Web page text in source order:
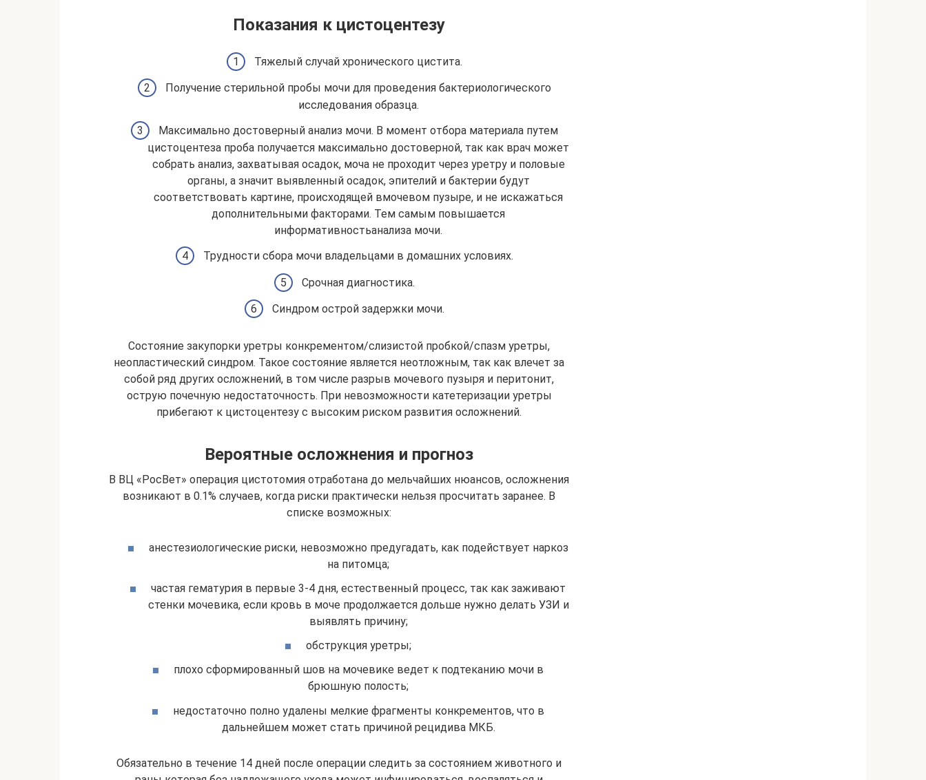
Показания к цистоцентезу
Тяжелый случай хронического цистита.
Получение стерильной пробы мочи для проведения бактериологического
исследования образца.
Максимально достоверный анализ мочи. В момент отбора материала путем
цистоцентеза проба получается максимально достоверной, так как врач может
собрать анализ, захватывая осадок, моча не проходит через уретру и половые
органы, а значит выявленный осадок, эпителий и бактерии будут
соответствовать картине, происходящей вмочевом пузыре, и не искажаться
дополнительными факторами. Тем самым повышается
информативностьанализа мочи.
Трудности сбора мочи владельцами в домашних условиях.
Срочная диагностика.
Синдром острой задержки мочи.
Состояние закупорки уретры конкрементом/слизистой пробкой/спазм уретры,
неопластический синдром. Такое состояние является неотложным, так как влечет за
собой ряд других осложнений, в том числе разрыв мочевого пузыря и перитонит,
острую почечную недостаточность. При невозможности катетеризации уретры
прибегают к цистоцентезу с высоким риском развития осложнений.
Вероятные осложнения и прогноз
В ВЦ «РосВет» операция цистотомия отработана до мельчайших нюансов, осложнения
возникают в 0.1% случаев, когда риски практически нельзя просчитать заранее. В
списке возможных:
анестезиологические риски, невозможно предугадать, как подействует наркоз
на питомца;
частая гематурия в первые 3-4 дня, естественный процесс, так как заживают
стенки мочевика, если кровь в моче продолжается дольше нужно делать УЗИ и
выявлять причину;
обструкция уретры;
плохо сформированный шов на мочевике ведет к подтеканию мочи в
брюшную полость;
недостаточно полно удалены мелкие фрагменты конкрементов, что в
дальнейшем может стать причиной рецидива МКБ.
Обязательно в течение 14 дней после операции следить за состоянием животного и